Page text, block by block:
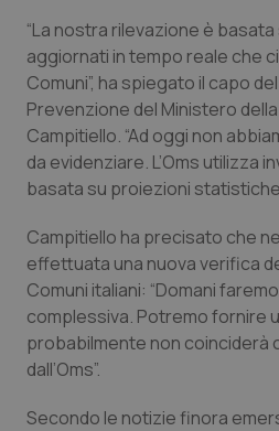
Piemonte
Provincia Autonoma di
Provincia Autonoma di
Puglia
Sardegna
Sicilia
Toscana
HIV
Infezioni & Febbre
Ipertensione &
Malattie rare
Malattia di Crohn &
Neuroscienze &
Obesità
“La nostra rilevazione è basata
aggiornati in tempo reale che
Comuni”, ha spiegato il capo
Prevenzione del Ministero
Campitiello. “Ad oggi non
da evidenziare. L’Oms utilizza
basata su proiezioni statistiche
Campitiello ha precisato che
effettuata una nuova verifica
Comuni italiani: “Domani
complessiva. Potremo fornire
probabilmente non coinciderà
dall’Oms”.
Secondo le notizie finora